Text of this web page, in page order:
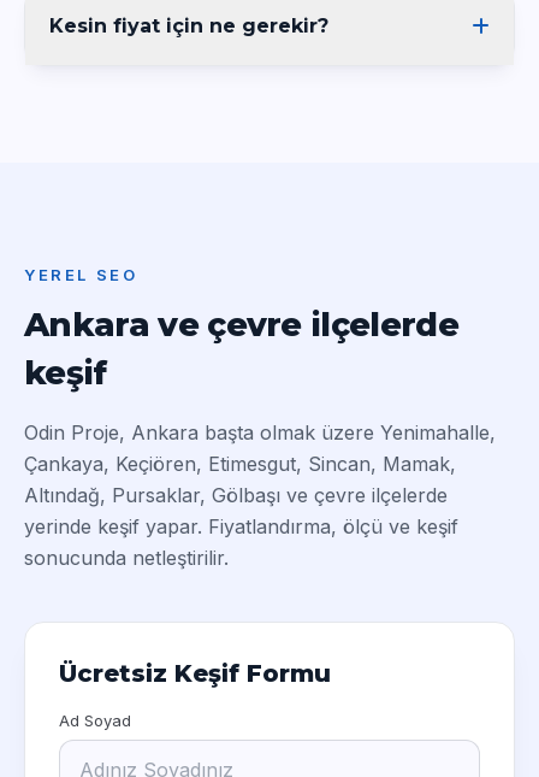
Kesin fiyat için ne gerekir?
YEREL SEO
Ankara ve çevre ilçelerde
keşif
Odin Proje, Ankara başta olmak üzere Yenimahalle,
Çankaya, Keçiören, Etimesgut, Sincan, Mamak,
Altındağ, Pursaklar, Gölbaşı ve çevre ilçelerde
yerinde keşif yapar. Fiyatlandırma, ölçü ve keşif
sonucunda netleştirilir.
Ücretsiz Keşif Formu
Ad Soyad